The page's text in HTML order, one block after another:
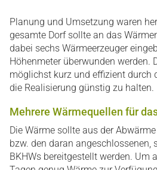
Planung und Umsetzung waren
gesamte Dorf sollte an das
dabei sechs Wärmeerzeuger
Höhenmeter überwunden werden.
möglichst kurz und effizient durch
die Realisierung günstig zu halten.
Mehrere Wärmequellen für
Die Wärme sollte aus der
bzw. den daran angeschlossenen,
BKHWs bereitgestellt werden. Um